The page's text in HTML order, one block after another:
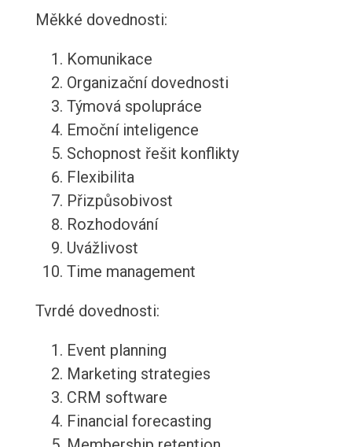
Měkké dovednosti:
Komunikace
Organizační dovednosti
Týmová spolupráce
Emoční inteligence
Schopnost řešit konflikty
Flexibilita
Přizpůsobivost
Rozhodování
Uvážlivost
Time management
Tvrdé dovednosti:
Event planning
Marketing strategies
CRM software
Financial forecasting